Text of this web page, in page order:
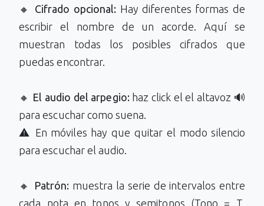
🔸 Cifrado opcional: Hay diferentes formas de
escribir el nombre de un acorde. Aquí se
muestran todas los posibles cifrados que
puedas encontrar.
🔸 El audio del arpegio:haz click el el altavoz 🔊
para escuchar como suena.
⚠️ En móviles hay que quitar el modo silencio
para escuchar el audio.
🔸 Patrón:muestra la serie de intervalos entre
cada nota en tonos y semitonos (Tono = T,